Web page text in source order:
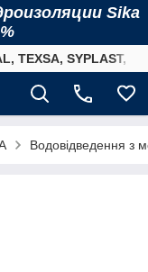
Sika
SYPLAST,
Водовідведення з